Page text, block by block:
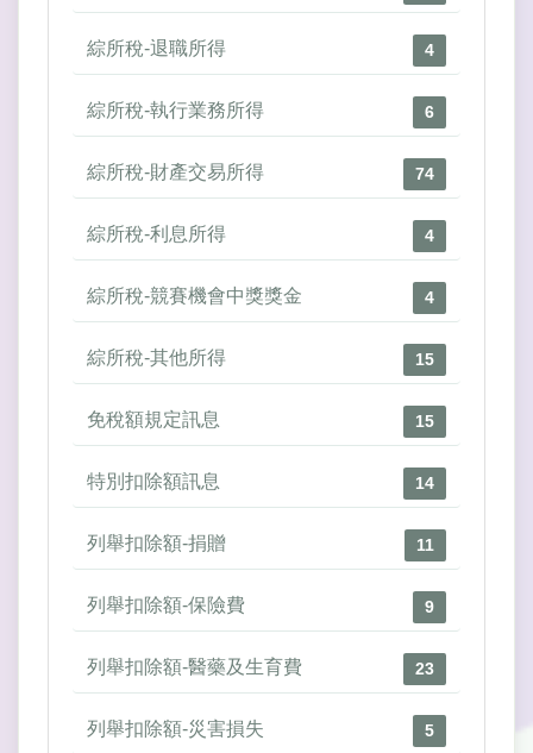
綜所稅-退職所得 4
綜所稅-執行業務所得 6
綜所稅-財產交易所得 74
綜所稅-利息所得 4
綜所稅-競賽機會中獎獎金 4
綜所稅-其他所得 15
免稅額規定訊息 15
特別扣除額訊息 14
列舉扣除額-捐贈 11
列舉扣除額-保險費 9
列舉扣除額-醫藥及生育費 23
列舉扣除額-災害損失 5